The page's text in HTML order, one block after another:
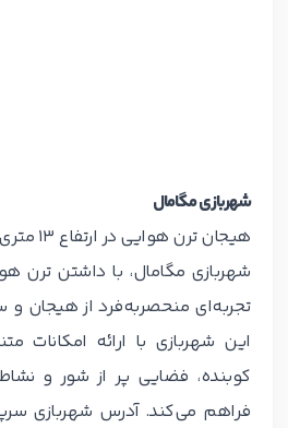
شهربازی مگامال
هیجان ترن هوایی در ارتفاع 13 متری
تجربه‌ای منحصربه‌فرد از هیجان و
این شهربازی با ارائه امکانات
کوبنده، فضایی پر از شور و نشاط
فراهم می‌کند. آدرس شهربازی